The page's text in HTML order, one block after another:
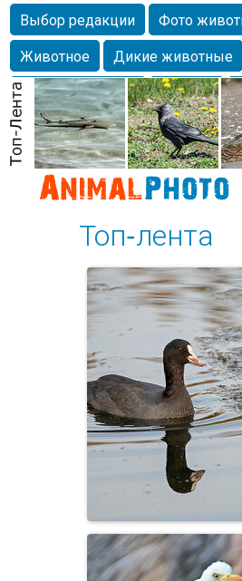
Выбор редакции Фото
Животное
Дикие животные
Млекопитающие
Красота
любимцы
Волгоград
Спаниель
Топ-лента